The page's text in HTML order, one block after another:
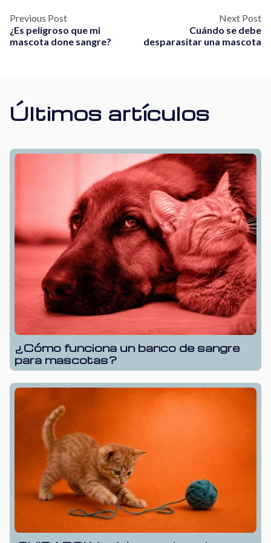
Previous Post
¿Es peligroso que mi
mascota done sangre?
Next Post
Cuándo se debe
desparasitar una mascota
Últimos artículos
¿Cómo funciona un banco de sangre
para mascotas?